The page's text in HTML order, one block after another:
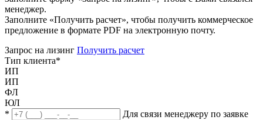
менеджер.
Заполните «Получить расчет», чтобы получить коммерческое
предложение в формате PDF на электронную почту.
Запрос на лизинг Получить расчет
Тип клиента*
ИП
ИП
ФЛ
ЮЛ
*
Для связи менеджеру по заявке